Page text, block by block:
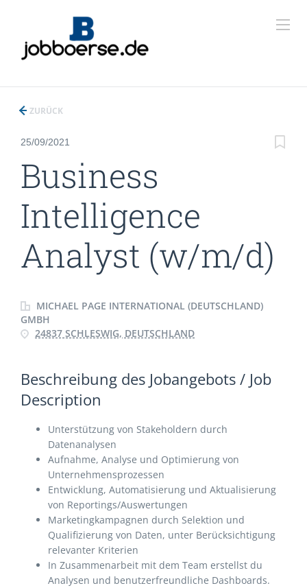
ZURÜCK
25/09/2021
Business
Intelligence
Analyst (w/m/d)
MICHAEL PAGE INTERNATIONAL (DEUTSCHLAND)
GMBH
24837 SCHLESWIG, DEUTSCHLAND
Beschreibung des Jobangebots / Job
Description
Unterstützung von Stakeholdern durch
Datenanalysen
Aufnahme, Analyse und Optimierung von
Unternehmensprozessen
Entwicklung, Automatisierung und Aktualisierung
von Reportings/Auswertungen
Marketingkampagnen durch Selektion und
Qualifizierung von Daten, unter Berücksichtigung
relevanter Kriterien
In Zusammenarbeit mit dem Team erstellst du
Analysen und benutzerfreundliche Dashboards.